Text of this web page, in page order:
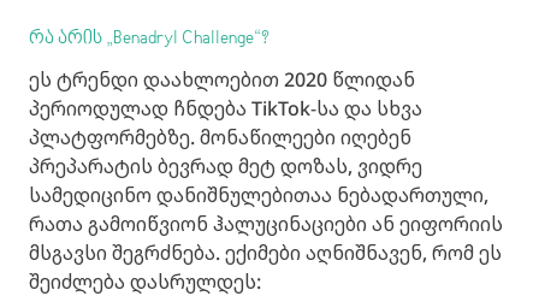
რა არის „Benadryl Challenge“?
ეს ტრენდი დაახლოებით 2020 წლიდან
პერიოდულად ჩნდება TikTok-სა და სხვა
პლატფორმებზე. მონაწილეები იღებენ
პრეპარატის ბევრად მეტ დოზას, ვიდრე
სამედიცინო დანიშნულებითაა ნებადართული,
რათა გამოიწვიონ ჰალუცინაციები ან ეიფორიის
მსგავსი შეგრძნება. ექიმები აღნიშნავენ, რომ ეს
შეიძლება დასრულდეს: